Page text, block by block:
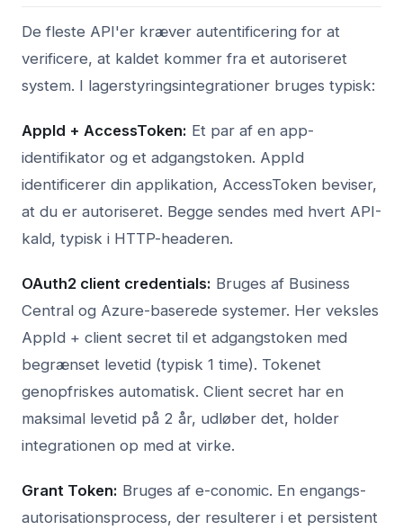
De fleste API'er kræver autentificering for at
verificere, at kaldet kommer fra et autoriseret
system. I lagerstyringsintegrationer bruges typisk:
AppId + AccessToken: Et par af en app-
identifikator og et adgangstoken. AppId
identificerer din applikation, AccessToken beviser,
at du er autoriseret. Begge sendes med hvert API-
kald, typisk i HTTP-headeren.
OAuth2 client credentials: Bruges af Business
Central og Azure-baserede systemer. Her veksles
AppId + client secret til et adgangstoken med
begrænset levetid (typisk 1 time). Tokenet
genopfriskes automatisk. Client secret har en
maksimal levetid på 2 år, udløber det, holder
integrationen op med at virke.
Grant Token: Bruges af e-conomic. En engangs-
autorisationsprocess, der resulterer i et persistent